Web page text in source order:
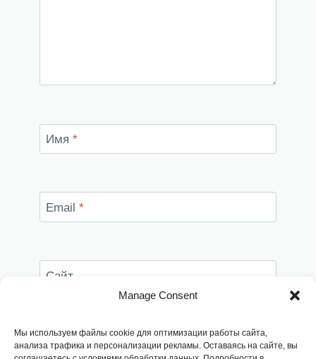
Manage Consent
Мы используем файлы cookie для оптимизации работы сайта,
анализа трафика и персонализации рекламы. Оставаясь на сайте, вы
Имя *
Email *
Сайт
этом браузере для последующих моих
комментариев.